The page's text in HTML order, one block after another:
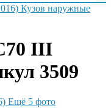
Кузов наружные
III
3509
Ещё 5 фото